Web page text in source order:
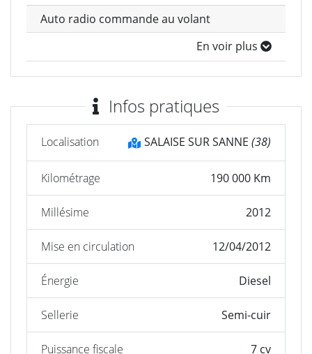
Auto radio commande au volant
En voir plus
Infos pratiques
Localisation SALAISE SUR SANNE (38)
Kilométrage 190 000 Km
Millésime 2012
Mise en circulation 12/04/2012
Énergie Diesel
Sellerie Semi-cuir
Puissance fiscale 7 cv